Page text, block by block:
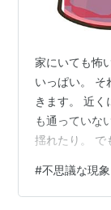
家にいても怖
いっぱい。 そ
きます。 近く
も通っていな
揺れたり。 で
く過ごせてい
きました。 コ
#不思議な現象